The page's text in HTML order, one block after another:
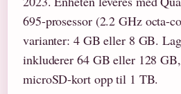
695-prosessor (2.2 GHz octa-
varianter: 4 GB eller 8 GB.
inkluderer 64 GB eller 128
microSD-kort opp til 1 TB.